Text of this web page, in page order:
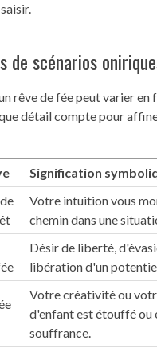
de scénarios
rêve de fée peut varier en
détail compte pour
Signification
Votre intuition vous
chemin dans une
Désir de liberté,
libération d'un
Votre créativité ou
d'enfant est étouffé ou
souffrance.